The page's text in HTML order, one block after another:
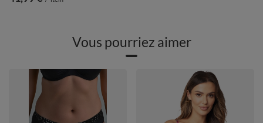
Vous pourriez aimer